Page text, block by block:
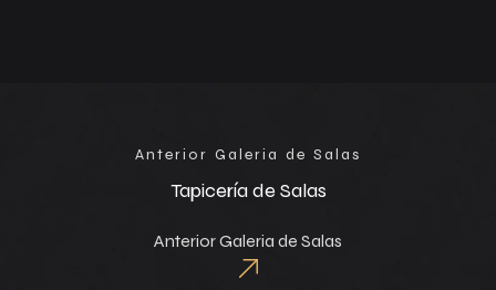
Anterior Galeria de Salas
Tapicería de Salas
Anterior Galeria de Salas